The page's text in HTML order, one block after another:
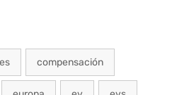
compensación